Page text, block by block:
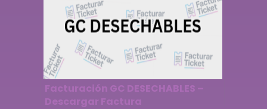
Facturación GC DESECHABLES –
Descargar Factura